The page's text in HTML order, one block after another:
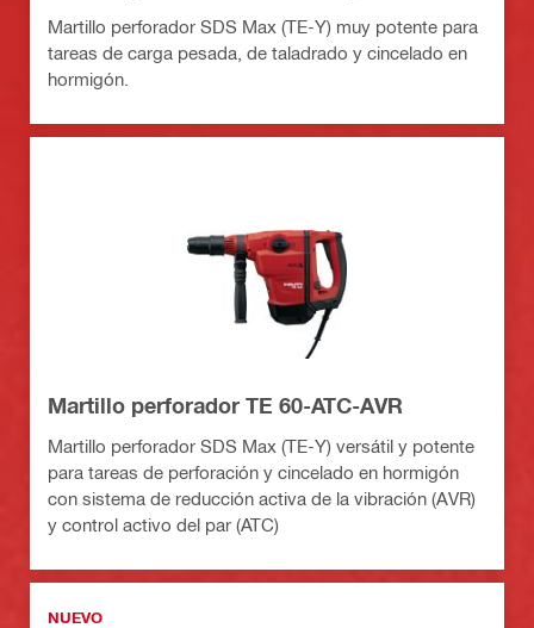
Martillo perforador SDS Max (TE-Y) muy potente para
tareas de carga pesada, de taladrado y cincelado en
hormigón.
Martillo perforador TE 60-ATC-AVR
Martillo perforador SDS Max (TE-Y) versátil y potente
para tareas de perforación y cincelado en hormigón
con sistema de reducción activa de la vibración (AVR)
y control activo del par (ATC)
NUEVO